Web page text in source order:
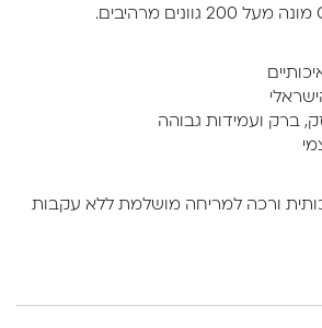
ורכה למריחה מושלמת ללא עקבות